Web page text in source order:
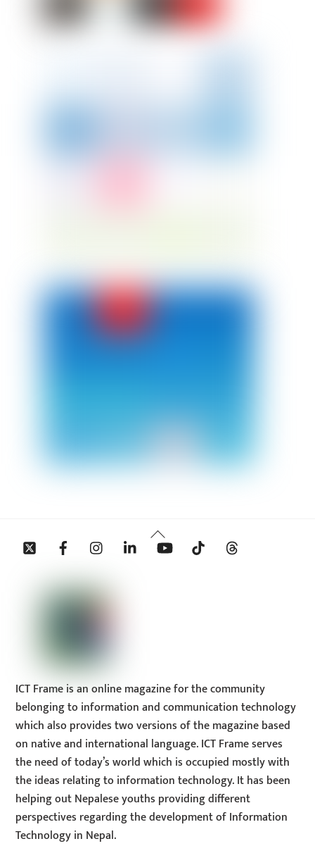
Back
To
Twitter Facebook InstagramLinkedin YouTube Tiktok
ICT Frame is an online magazine for the community
belonging to information and communication technology
which also provides two versions of the magazine based
on native and international language. ICT Frame serves
the need of today’s world which is occupied mostly with
the ideas relating to information technology. It has been
helping out Nepalese youths providing different
perspectives regarding the development of Information
Technology in Nepal.